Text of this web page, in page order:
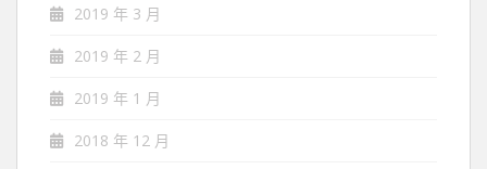
2019 年 3 月
2019 年 2 月
2019 年 1 月
2018 年 12 月